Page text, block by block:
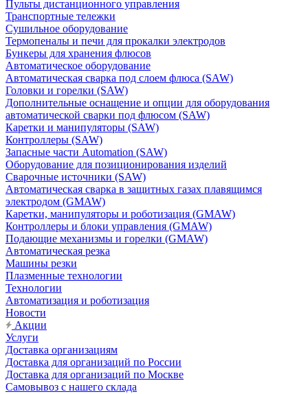
Пульты дистанционного управления
Транспортные тележки
Сушильное оборудование
Термопеналы и печи для прокалки электродов
Бункеры для хранения флюсов
Автоматическое оборудование
Автоматическая сварка под слоем флюса (SAW)
Головки и горелки (SAW)
Дополнительные оснащение и опции для оборудования
автоматической сварки под флюсом (SAW)
Каретки и манипуляторы (SAW)
Контроллеры (SAW)
Запасные части Automation (SAW)
Оборудование для позиционирования изделий
Сварочные источники (SAW)
Автоматическая сварка в защитных газах плавящимся
электродом (GMAW)
Каретки, манипуляторы и роботизация (GMAW)
Контроллеры и блоки управления (GMAW)
Подающие механизмы и горелки (GMAW)
Автоматическая резка
Машины резки
Плазменные технологии
Технологии
Автоматизация и роботизация
Новости
Акции
Услуги
Доставка организациям
Доставка для организаций по России
Доставка для организаций по Москве
Самовывоз с нашего склада